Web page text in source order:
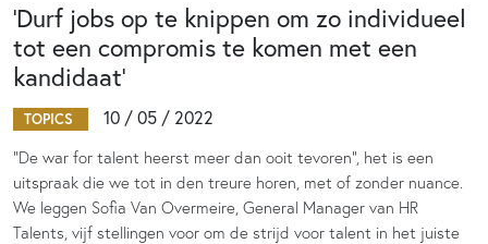
‘Durf jobs op te knippen om zo individueel
tot een compromis te komen met een
kandidaat’
TOPICS 10 / 05 / 2022
“De war for talent heerst meer dan ooit tevoren”, het is een
uitspraak die we tot in den treure horen, met of zonder nuance.
We leggen Sofia Van Overmeire, General Manager van HR
Talents, vijf stellingen voor om de strijd voor talent in het juiste